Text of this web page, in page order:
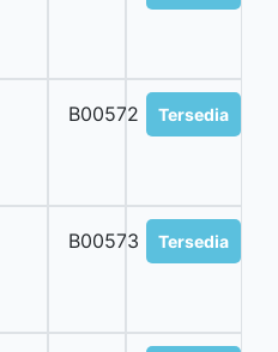
B00572 Tersedia
B00573 Tersedia